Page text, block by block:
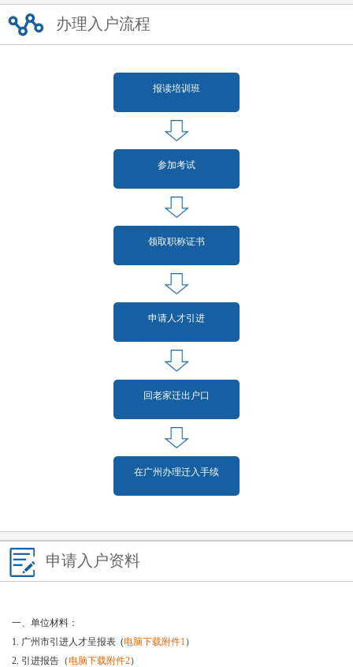
办理入户流程
报读培训班
参加考试
领取职称证书
申请人才引进
回老家迁出户口
在广州办理迁入手续
申请入户资料
一、单位材料：
1. 广州市引进人才呈报表 (电脑下载附件1 ）
2. 引进报告（电脑下载附件2）